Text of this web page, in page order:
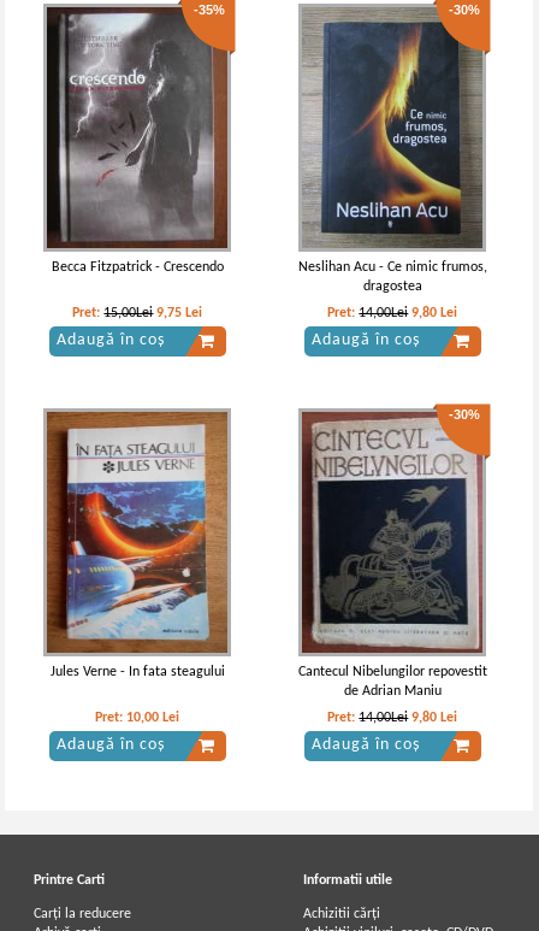
Walter Scott - Rob Roy Walter Scott - Rob Roy (2 volume)
Walter Scott - Rob Roy Walter Scott - Rob Roy
-35%
Becca Fitzpatrick - Crescendo
Pret:15,00Lei 9,75 Lei
Adaugă în coș
-30%
Neslihan Acu - Ce nimic frumos,
dragostea
Pret:14,00Lei 9,80 Lei
Adaugă în coș
Jules Verne - In fata steagului
Pret: 10,00 Lei
Adaugă în coș
-30%
Cantecul Nibelungilor repovestit
de Adrian Maniu
Pret:14,00Lei 9,80 Lei
Adaugă în coș
Printre Carti
Carți la reducere
Informatii utile
Achizitii cărți